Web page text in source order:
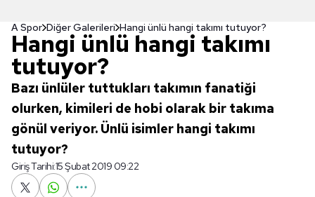
A Spor Diğer Galerileri Hangi ünlü hangi takımı tutuyor?
Hangi ünlü hangi takımı
tutuyor?
Bazı ünlüler tuttukları takımın fanatiği
olurken, kimileri de hobi olarak bir takıma
gönül veriyor. Ünlü isimler hangi takımı
tutuyor?
Giriş Tarihi:15 Şubat 2019 09:22